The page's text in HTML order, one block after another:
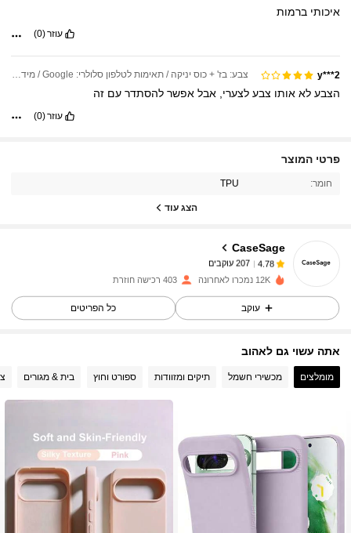
איכותיברמות
עוזר(0)
y***2 צבע: בז' + כוס יניקה / תאימות לטלפון סלולרי: Google / מידה: Google Pixel 7a
הצבעלאאותו צבעלצערי,אבלאפשרלהסתדרעםזה
עוזר(0)
פרטי המוצר
חומר: TPU
הצג עוד
CaseSage
1***2
לפני יום אחד
4.78 207 עוקבים
4.78 207 עוקבים
12K נמכרו לאחרונה 403 רכישה חוזרת
עוקב כל הפריטים
אתה עשוי גם לאהוב
מומלצים מכשירי חשמל תיקים ומזוודות ספורט וחוץ בית & מגורים